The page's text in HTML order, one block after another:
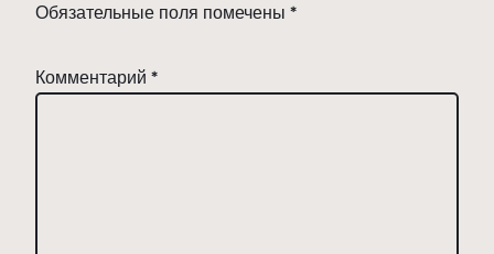
Обязательные поля помечены *
Комментарий *